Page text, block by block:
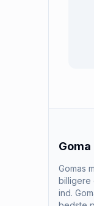
Goma
Gomas
billigere
ind.